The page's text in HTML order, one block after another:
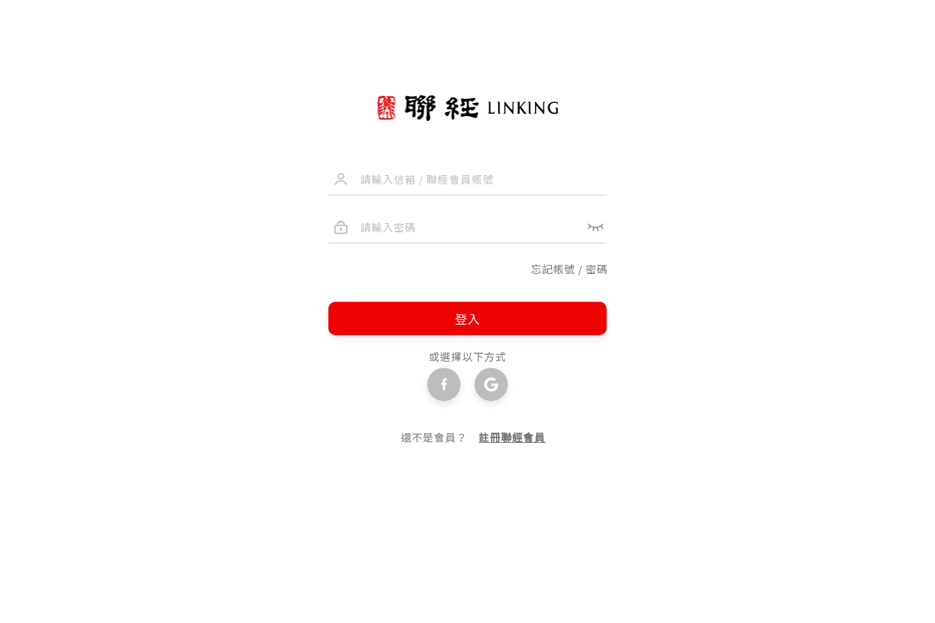
忘記帳號 / 密碼
登入
或選擇以下方式
還不是會員？註冊聯經會員